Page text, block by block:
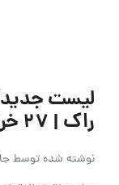
لیست
راک | ۲۷ خرداد ۱۴۰۵
نوشته شده توسط